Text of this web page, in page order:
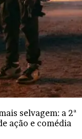
selvagem: a 2ª
ação e comédia